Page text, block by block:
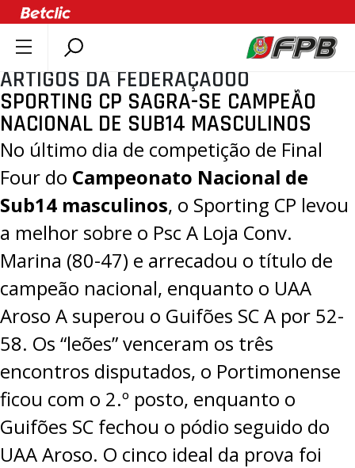
SOBRE A FPB
DOCUMENTOS
ÚLTIMAS
COMPETIÇÕES
ASSOCIAÇÕES
CLUBES
AGENTES
AGENDA
SELEÇÕES
MINIBASQUETE
ÁREA TÉCNICA
PROJETOS
LIGA BETCLIC MASCULINA
LIGA BETCLIC FEMININA
ARTIGOS DA FEDERAÇÃOOO
SPORTING CP SAGRA-SE CAMPEÃO
NACIONAL DE SUB14 MASCULINOS
No último dia de competição de Final
Four do Campeonato Nacional de
Sub14 masculinos, o Sporting CP levou
a melhor sobre o Psc A Loja Conv.
Marina (80-47) e arrecadou o título de
campeão nacional, enquanto o UAA
Aroso A superou o Guifões SC A por 52-
58. Os “leões” venceram os três
encontros disputados, o Portimonense
ficou com o 2.º posto, enquanto o
Guifões SC fechou o pódio seguido do
UAA Aroso. O cinco ideal da prova foi